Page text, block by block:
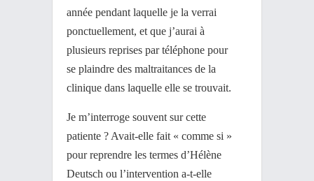
année pendant laquelle je la verrai
ponctuellement, et que j’aurai à
plusieurs reprises par téléphone pour
se plaindre des maltraitances de la
clinique dans laquelle elle se trouvait.
Je m’interroge souvent sur cette
patiente ? Avait-elle fait « comme si »
pour reprendre les termes d’Hélène
Deutsch ou l’intervention a-t-elle